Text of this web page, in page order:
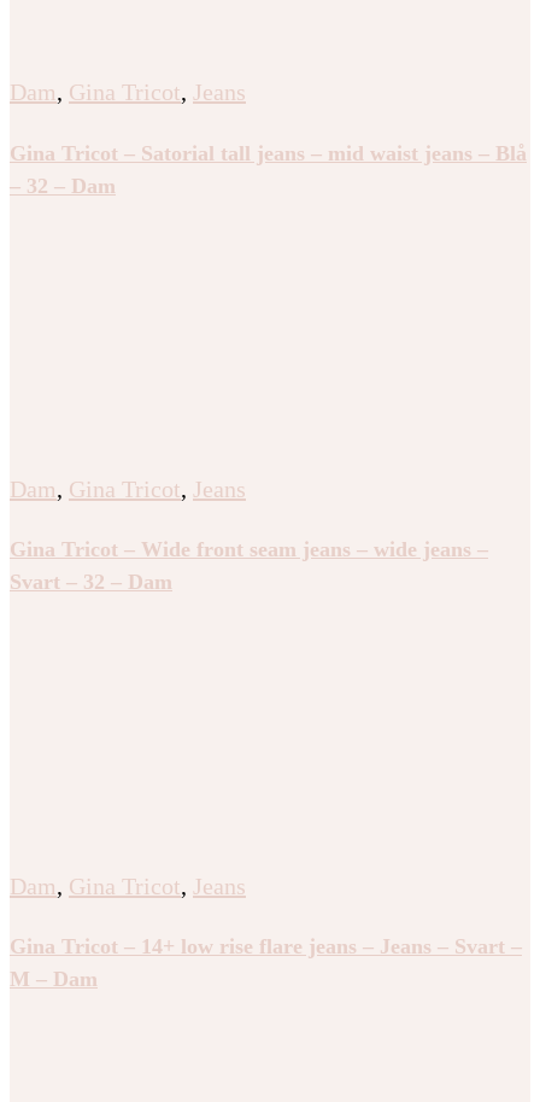
Dam, Gina Tricot, Jeans
Gina Tricot – Satorial tall jeans – mid waist jeans – Blå
– 32 – Dam
Dam, Gina Tricot, Jeans
Gina Tricot – Wide front seam jeans – wide jeans –
Svart – 32 – Dam
Dam, Gina Tricot, Jeans
Gina Tricot – 14+ low rise flare jeans – Jeans – Svart –
M – Dam